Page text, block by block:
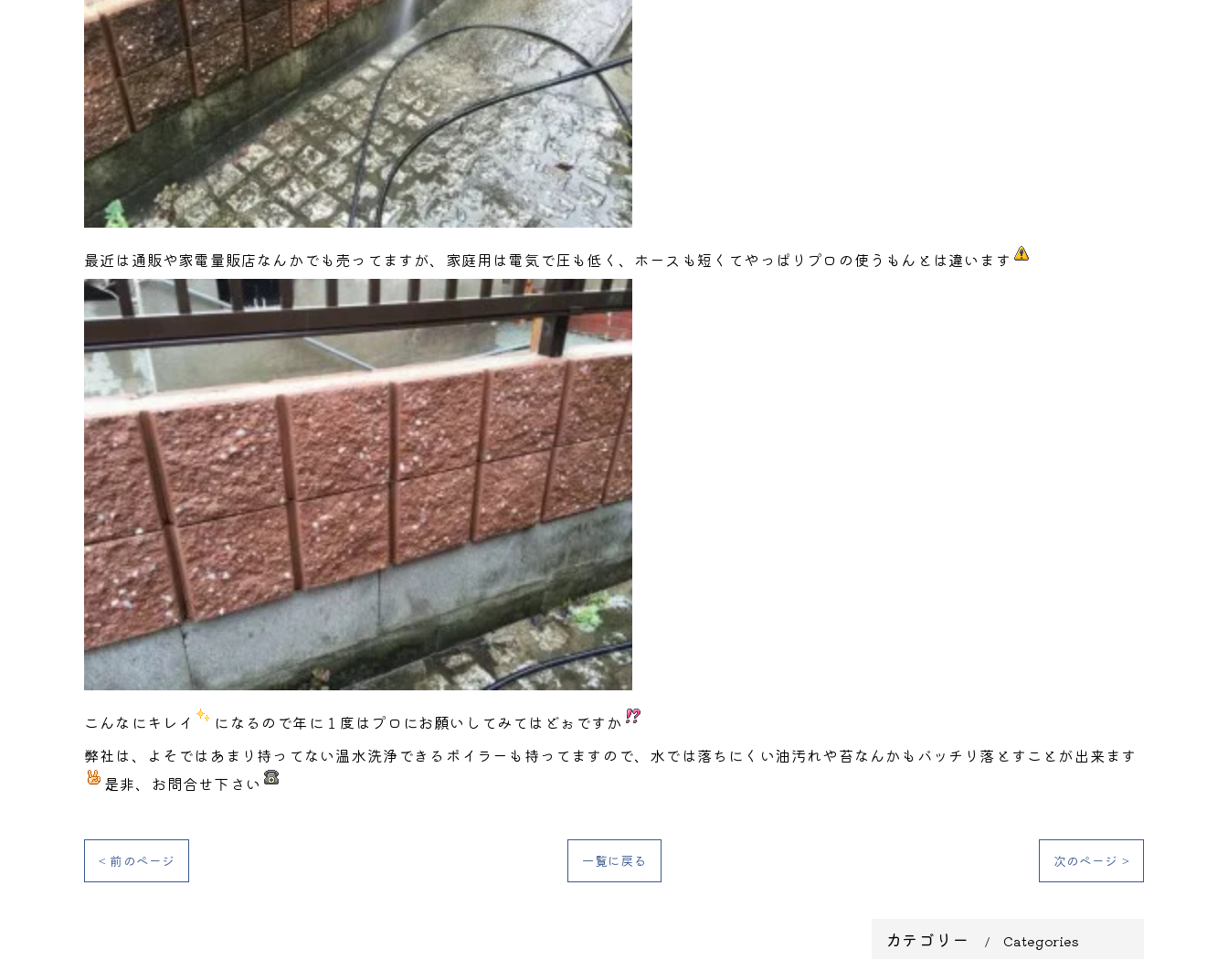
最近は通販や家電量販店なんかでも売ってますが、家庭用は電気で圧も低く、ホースも短くてやっぱりプロの使うもんとは違います
こんなにキレイ
になるので年に１度はプロにお願いしてみてはどぉですか
弊社は、よそではあまり持ってない温水洗浄できるボイラーも持ってますので、水では落ちにくい油汚れや苔なんかもバッチリ落とすことが出来ます
是非、お問合せ下さい
< 前のページ 一覧に戻る 次のページ >
カテゴリー Categories